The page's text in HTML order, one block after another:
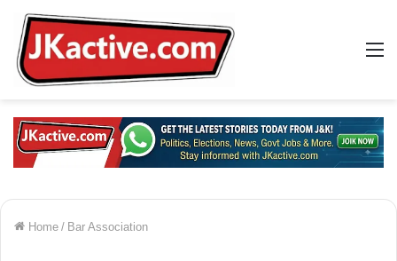
Home / Bar Association